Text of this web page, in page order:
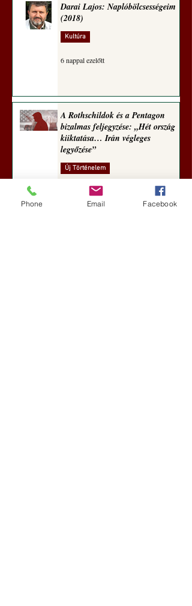
Darai Lajos: Naplóbölcsességeim
(2018)
Kultúra
6 nappal ezelőtt
A Rothschildok és a Pentagon
bizalmas feljegyzése: „Hét ország
kiiktatása… Irán végleges
legyőzése”
Új Történelem
6 nappal ezelőtt
Phone Email Facebook